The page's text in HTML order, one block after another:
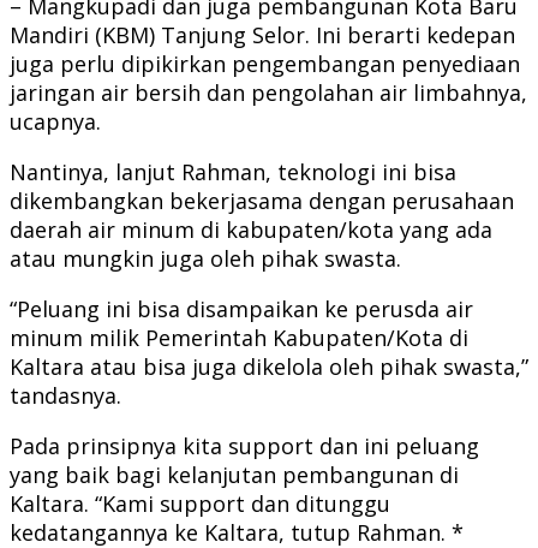
– Mangkupadi dan juga pembangunan Kota Baru
Mandiri (KBM) Tanjung Selor. Ini berarti kedepan
juga perlu dipikirkan pengembangan penyediaan
jaringan air bersih dan pengolahan air limbahnya,
ucapnya.
Nantinya, lanjut Rahman, teknologi ini bisa
dikembangkan bekerjasama dengan perusahaan
daerah air minum di kabupaten/kota yang ada
atau mungkin juga oleh pihak swasta.
“Peluang ini bisa disampaikan ke perusda air
minum milik Pemerintah Kabupaten/Kota di
Kaltara atau bisa juga dikelola oleh pihak swasta,”
tandasnya.
Pada prinsipnya kita support dan ini peluang
yang baik bagi kelanjutan pembangunan di
Kaltara. “Kami support dan ditunggu
kedatangannya ke Kaltara, tutup Rahman. *